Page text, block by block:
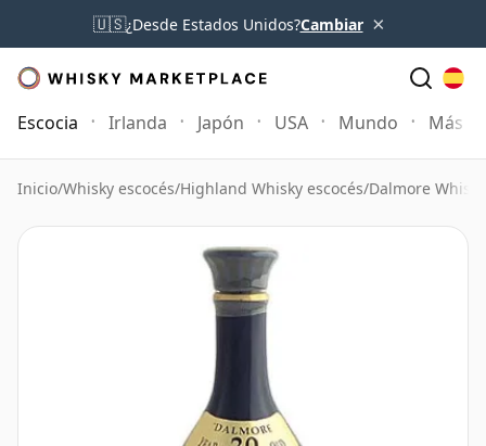
🇺🇸¿Desde Estados Unidos?Cambiar ×
Escocia Irlanda Japón USA Mundo Más
Inicio/Whisky escocés/Highland Whisky escocés/Dalmore Whisky